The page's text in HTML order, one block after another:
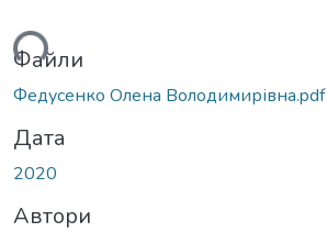
Файли
Федусенко Олена Володимирівна.pdf
Дата
2020
Автори